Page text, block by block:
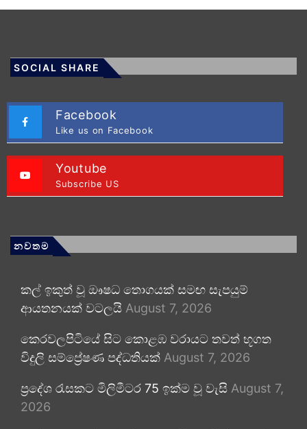
SOCIAL SHARE
Facebook
Like us on Facebook
Youtube
Subscribe US
නවතම
කල් ඉකුත් වූ ඖෂධ තොගයක් සමඟ සැපයුම්
ආයතනයක් වටලයි August 7, 2026
කෙරවලපිටියේ සිට කොළඹ වරායට තවත් භූගත
විදුලි සම්ප්‍රේෂණ පද්ධතියක් August 7, 2026
ප්‍රදේශ රැසකට මිලිමීටර 75 ඉක්ම වූ වැසි August 7,
2026